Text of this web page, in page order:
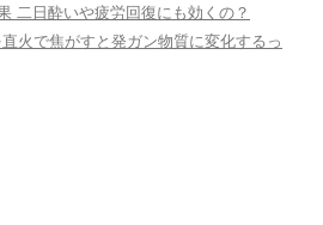
二日酔いや疲労回復にも効くの？
火で焦がすと発ガン物質に変化するっ